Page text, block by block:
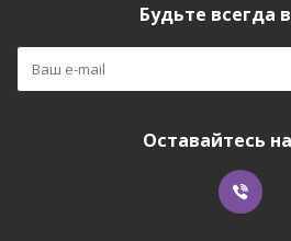
Будьте всегда
Оставайтесь